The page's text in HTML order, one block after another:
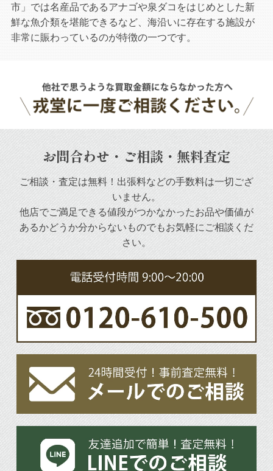
市」では名産品であるアナゴや泉ダコをはじめとした新
鮮な魚介類を堪能できるなど、海沿いに存在する施設が
非常に賑わっているのが特徴の一つです。
お問合わせ・ご相談・無料査定
ご相談・査定は無料！出張料などの手数料は一切ござ
いません。
他店でご満足できる値段がつかなかったお品や価値が
あるかどうか分からないものでもお気軽にご相談くだ
さい。